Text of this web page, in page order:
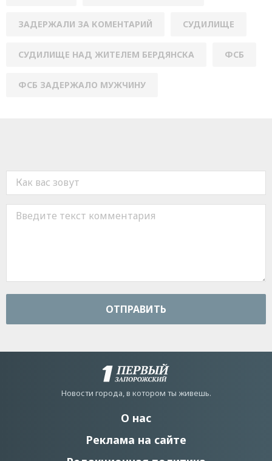
ЗАДЕРЖАЛИ ЗА КОМЕНТАРИЙ СУДИЛИЩЕ
СУДИЛИЩЕ НАД ЖИТЕЛЕМ БЕРДЯНСКА ФСБ
ФСБ ЗАДЕРЖАЛО МУЖЧИНУ
ОТПРАВИТЬ
Новости города, в котором ты живешь.
О нас
Реклама на сайте